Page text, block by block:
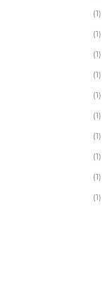
(1)
(1)
(1)
(1)
(1)
(1)
(1)
(1)
(1)
(1)